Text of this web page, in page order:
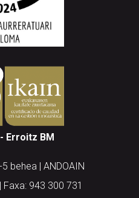
Erroitz BM
behea | ANDOAIN
Faxa: 943 300 731